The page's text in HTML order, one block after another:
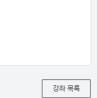
강좌 목록